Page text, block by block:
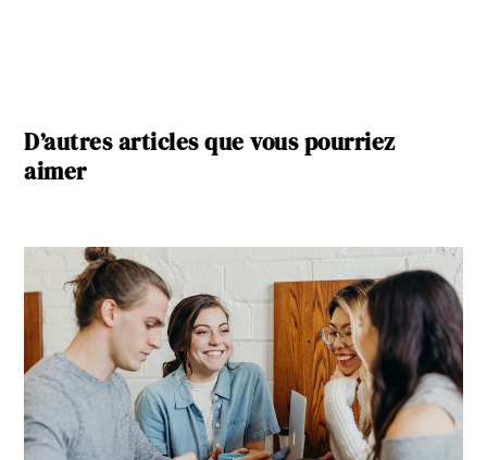
D’autres articles que vous pourriez
aimer